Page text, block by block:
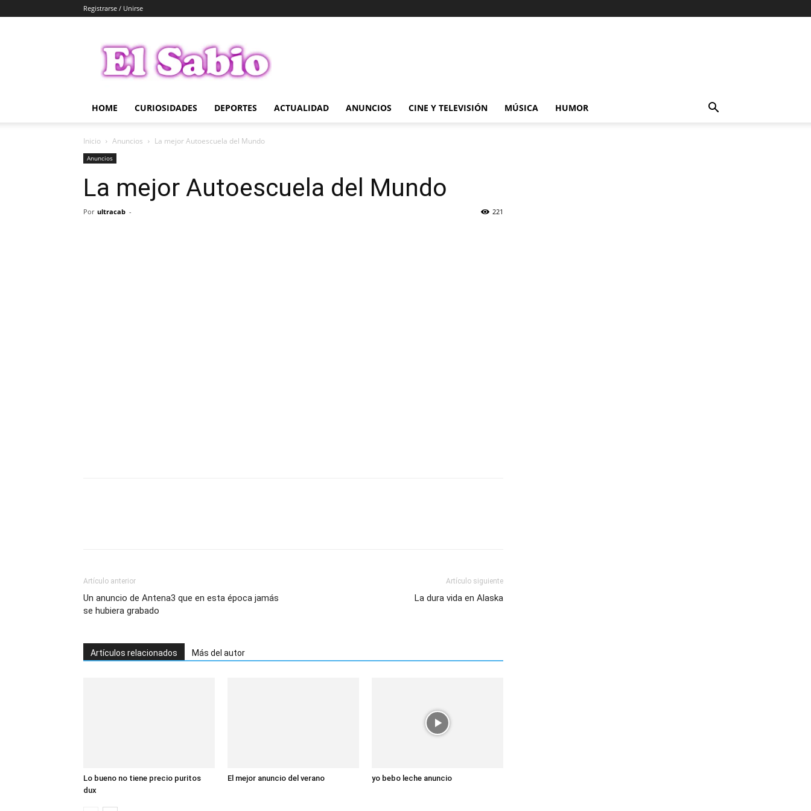
Registrarse / Unirse
Sabio
HOME CURIOSIDADES DEPORTES ACTUALIDAD ANUNCIOS CINE Y TELEVISIÓN MÚSICA HUMOR
Inicio Anuncios La mejor Autoescuela del Mundo
Anuncios
La mejor Autoescuela del Mundo
Por ultracab - 221
Artículo anterior
Un anuncio de Antena3 que en esta época jamás
se hubiera grabado
Artículo siguiente
La dura vida en Alaska
Artículos relacionados Más del autor
Lo bueno no tiene precio puritos
dux
El mejor anuncio del verano yo bebo leche anuncio